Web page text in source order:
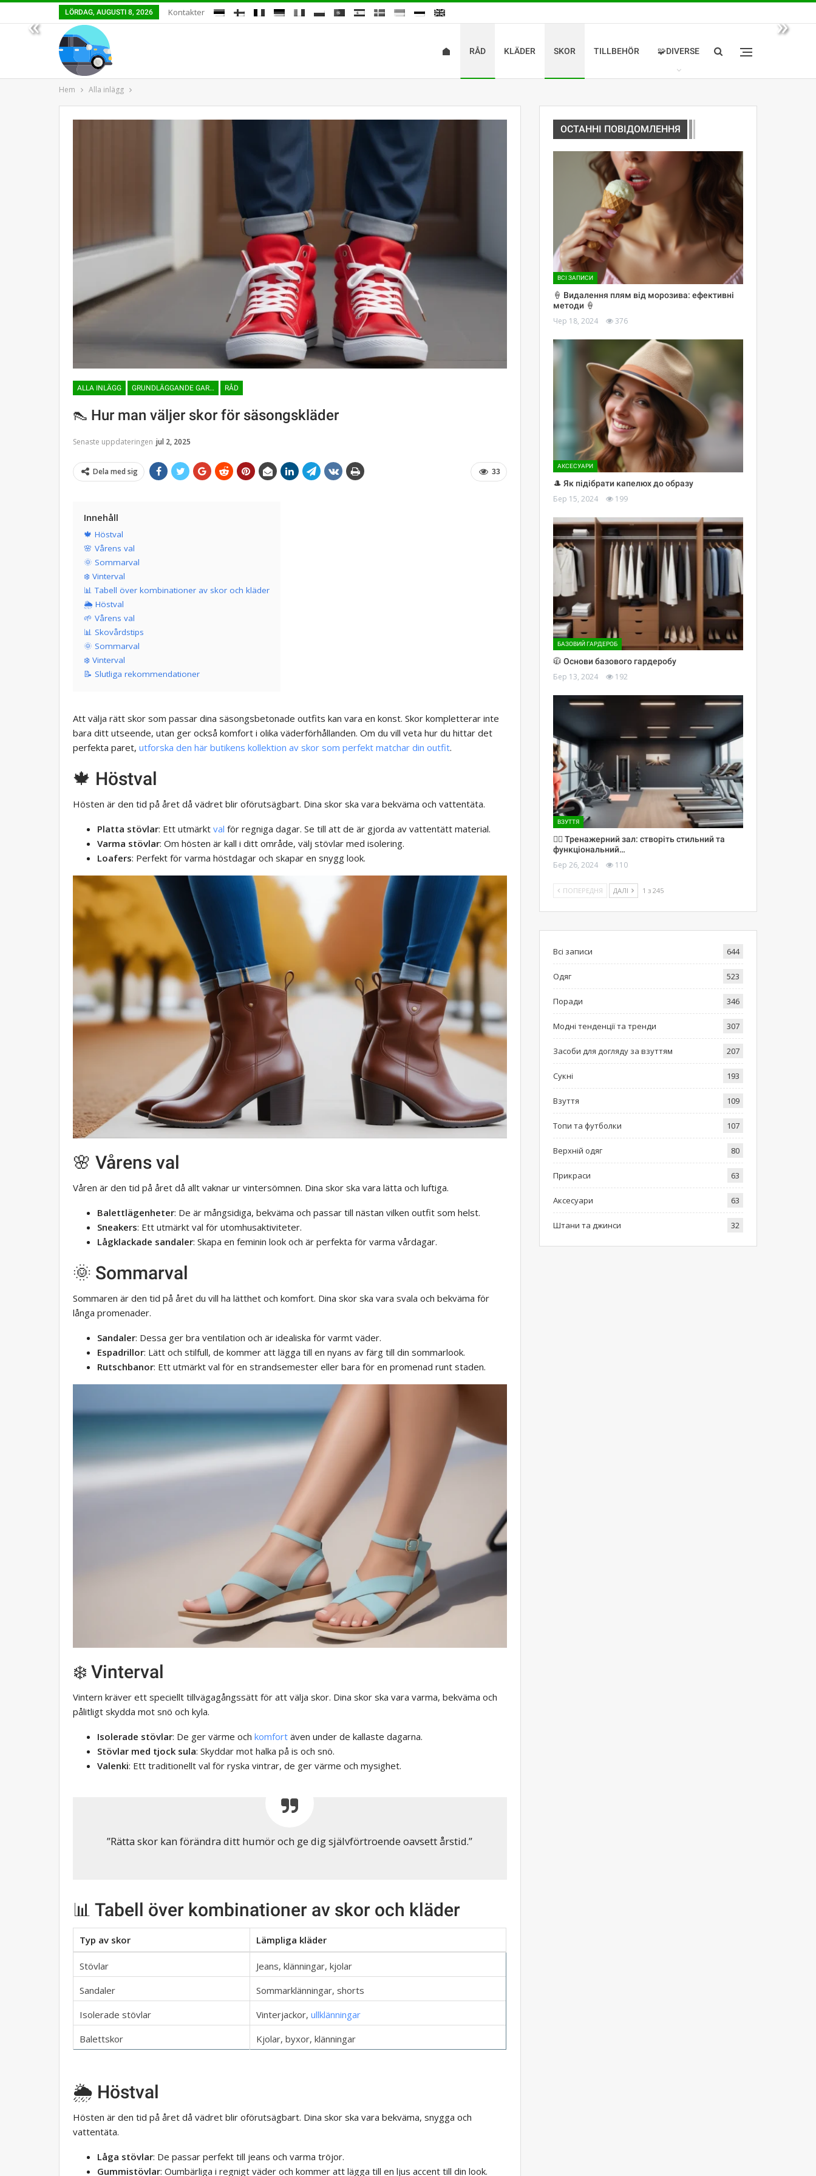
« »
LÖRDAG, AUGUSTI 8, 2026 Kontakter
RÅD KLÄDER SKOR TILLBEHÖR 🧩DIVERSE
Hem Alla inlägg
ALLA INLÄGG GRUNDLÄGGANDE GARDEROB RÅD
👠 Hur man väljer skor för säsongskläder
Senaste uppdateringen jul 2, 2025
33
Dela med sig
Innehåll
🍁 Höstval
🌸 Vårens val
🌞 Sommarval
❄️ Vinterval
📊 Tabell över kombinationer av skor och kläder
🌦 Höstval
🌱 Vårens val
📊 Skovårdstips
🌞 Sommarval
❄️ Vinterval
📝 Slutliga rekommendationer
Att välja rätt skor som passar dina säsongsbetonade outfits kan vara en konst. Skor kompletterar inte
bara ditt utseende, utan ger också komfort i olika väderförhållanden. Om du vill veta hur du hittar det
perfekta paret, utforska den här butikens kollektion av skor som perfekt matchar din outfit.
🍁 Höstval
Hösten är den tid på året då vädret blir oförutsägbart. Dina skor ska vara bekväma och vattentäta.
Platta stövlar: Ett utmärkt val för regniga dagar. Se till att de är gjorda av vattentätt material.
Varma stövlar: Om hösten är kall i ditt område, välj stövlar med isolering.
Loafers: Perfekt för varma höstdagar och skapar en snygg look.
🌸 Vårens val
Våren är den tid på året då allt vaknar ur vintersömnen. Dina skor ska vara lätta och luftiga.
Balettlägenheter: De är mångsidiga, bekväma och passar till nästan vilken outfit som helst.
Sneakers: Ett utmärkt val för utomhusaktiviteter.
Lågklackade sandaler: Skapa en feminin look och är perfekta för varma vårdagar.
🌞 Sommarval
Sommaren är den tid på året du vill ha lätthet och komfort. Dina skor ska vara svala och bekväma för
långa promenader.
Sandaler: Dessa ger bra ventilation och är idealiska för varmt väder.
Espadrillor: Lätt och stilfull, de kommer att lägga till en nyans av färg till din sommarlook.
Rutschbanor: Ett utmärkt val för en strandsemester eller bara för en promenad runt staden.
❄️ Vinterval
Vintern kräver ett speciellt tillvägagångssätt för att välja skor. Dina skor ska vara varma, bekväma och
pålitligt skydda mot snö och kyla.
Isolerade stövlar: De ger värme och komfort även under de kallaste dagarna.
Stövlar med tjock sula: Skyddar mot halka på is och snö.
Valenki: Ett traditionellt val för ryska vintrar, de ger värme och mysighet.
”Rätta skor kan förändra ditt humör och ge dig självförtroende oavsett årstid.”
📊 Tabell över kombinationer av skor och kläder
Typ av skor Lämpliga kläder
Stövlar
Jeans, klänningar, kjolar
Sandaler
Sommarklänningar, shorts
Isolerade stövlar
Vinterjackor, ullklänningar
Balettskor
Kjolar, byxor, klänningar
🌦 Höstval
Hösten är den tid på året då vädret blir oförutsägbart. Dina skor ska vara bekväma, snygga och
vattentäta.
Låga stövlar: De passar perfekt till jeans och varma tröjor.
Gummistövlar: Oumbärliga i regnigt väder och kommer att lägga till en ljus accent till din look.
ОСТАННІ ПОВІДОМЛЕННЯ
ВСІ ЗАПИСИ
🍦 Видалення плям від морозива: ефективні
методи 🍦
Чер 18, 2024 376
АКСЕСУАРИ
🎩 Як підібрати капелюх до образу
Бер 15, 2024 199
БАЗОВИЙ ГАРДЕРОБ
🧥 Основи базового гардеробу
Бер 13, 2024 192
ВЗУТТЯ
🏋️‍♀️ Тренажерний зал: створіть стильний та
функціональний…
Бер 26, 2024 110
ПОПЕРЕДНЯ ДАЛІ 1 з 245
Всі записи 644
Одяг 523
Поради 346
Модні тенденції та тренди 307
Засоби для догляду за взуттям 207
Сукні 193
Взуття 109
Топи та футболки 107
Верхній одяг 80
Прикраси 63
Аксесуари 63
Штани та джинси 32